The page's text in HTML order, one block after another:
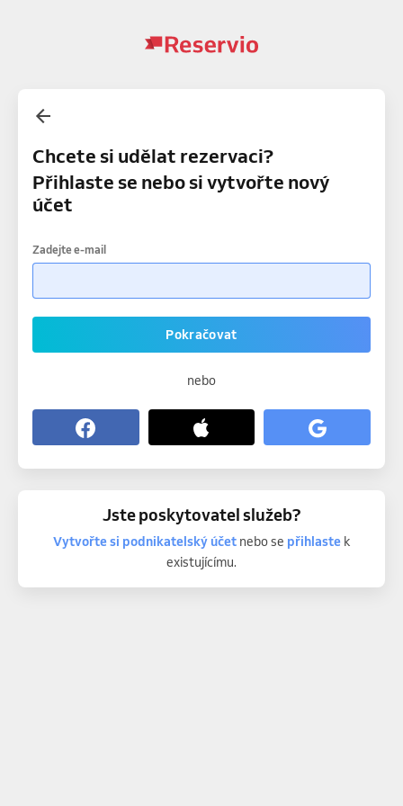
Chcete si udělat rezervaci?
Přihlaste se nebo si vytvořte nový
účet
Zadejte e-mail
Pokračovat
nebo
Jste poskytovatel služeb?
Vytvořte si podnikatelský účetnebo se přihlastek
existujícímu.